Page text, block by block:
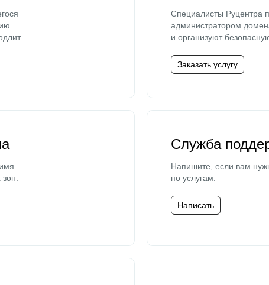
Специалисты Руцентра
администратором
и организуют
Заказать услугу
Служба
Напишите, если вам
по услугам.
Написать